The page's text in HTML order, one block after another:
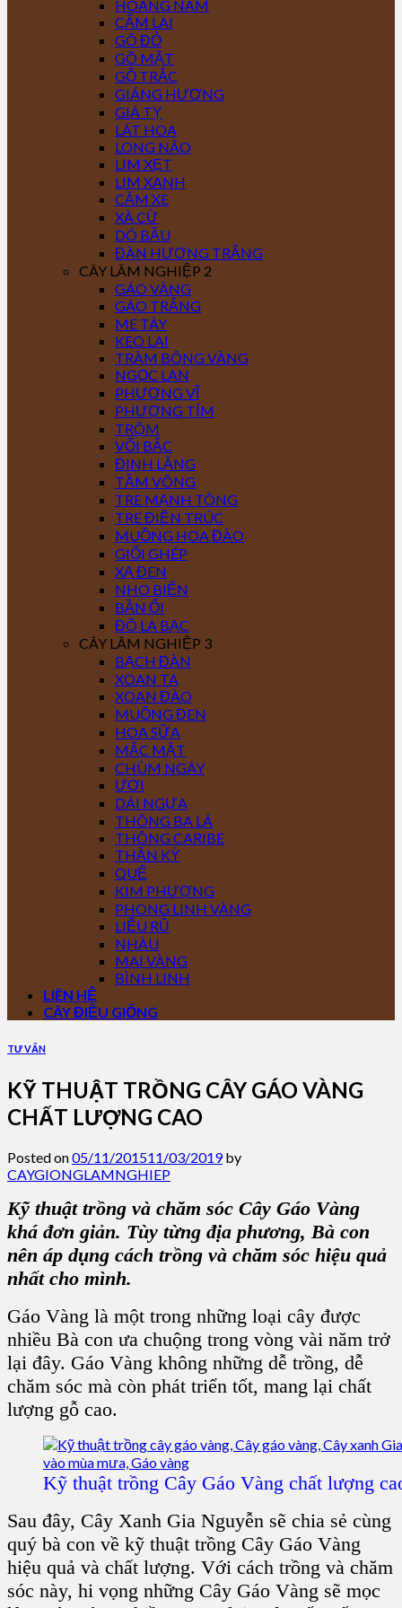
HOÀNG NAM
CẨM LAI
GÕ ĐỎ
GÕ MẬT
GỖ TRẮC
GIÁNG HƯƠNG
GIÁ TỴ
LÁT HOA
LONG NÃO
LIM XẸT
LIM XANH
CĂM XE
XÀ CỪ
DÓ BẦU
ĐÀN HƯƠNG TRẮNG
CÂY LÂM NGHIỆP 2
GÁO VÀNG
GÁO TRẮNG
ME TÂY
KEO LAI
TRÀM BÔNG VÀNG
NGỌC LAN
PHƯỢNG VĨ
PHƯỢNG TÍM
TRÔM
VỐI BẮC
ĐINH LĂNG
TẦM VÔNG
TRE MẠNH TÔNG
TRE ĐIỀN TRÚC
MUỒNG HOA ĐÀO
GIỔI GHÉP
XẠ ĐEN
NHO BIỂN
BẦN ỔI
ĐÔ LA BẠC
CÂY LÂM NGHIỆP 3
BẠCH ĐÀN
XOAN TA
XOAN ĐÀO
MUỒNG ĐEN
HOA SỮA
MẮC MẬT
CHÙM NGÂY
ƯƠI
DÁI NGỰA
THÔNG BA LÁ
THÔNG CARIBE
THẦN KỲ
QUẾ
KIM PHƯỢNG
PHONG LINH VÀNG
LIỄU RŨ
NHÀU
MAI VÀNG
BÌNH LINH
LIÊN HỆ
CÂY ĐIỀU GIỐNG
TƯ VẤN
KỸ THUẬT TRỒNG CÂY GÁO VÀNG
CHẤT LƯỢNG CAO
Posted on05/11/201511/03/2019by
CAYGIONGLAMNGHIEP
Kỹ thuật trồng và chăm sóc Cây Gáo Vàng
khá đơn giản. Tùy từng địa phương, Bà con
nên áp dụng cách trồng và chăm sóc hiệu quả
nhất cho mình.
Gáo Vàng là một trong những loại cây được
nhiều Bà con ưa chuộng trong vòng vài năm trở
lại đây. Gáo Vàng không những dễ trồng, dễ
chăm sóc mà còn phát triển tốt, mang lại chất
lượng gỗ cao.
Kỹ thuật trồng Cây Gáo Vàng chất lượng
Sau đây, Cây Xanh Gia Nguyễn sẽ chia sẻ cùng
quý bà con về kỹ thuật trồng Cây Gáo Vàng
hiệu quả và chất lượng. Với cách trồng và chăm
sóc này, hi vọng những Cây Gáo Vàng sẽ mọc